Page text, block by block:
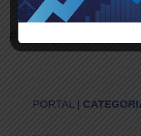
#Compartilhe
PORTAL |